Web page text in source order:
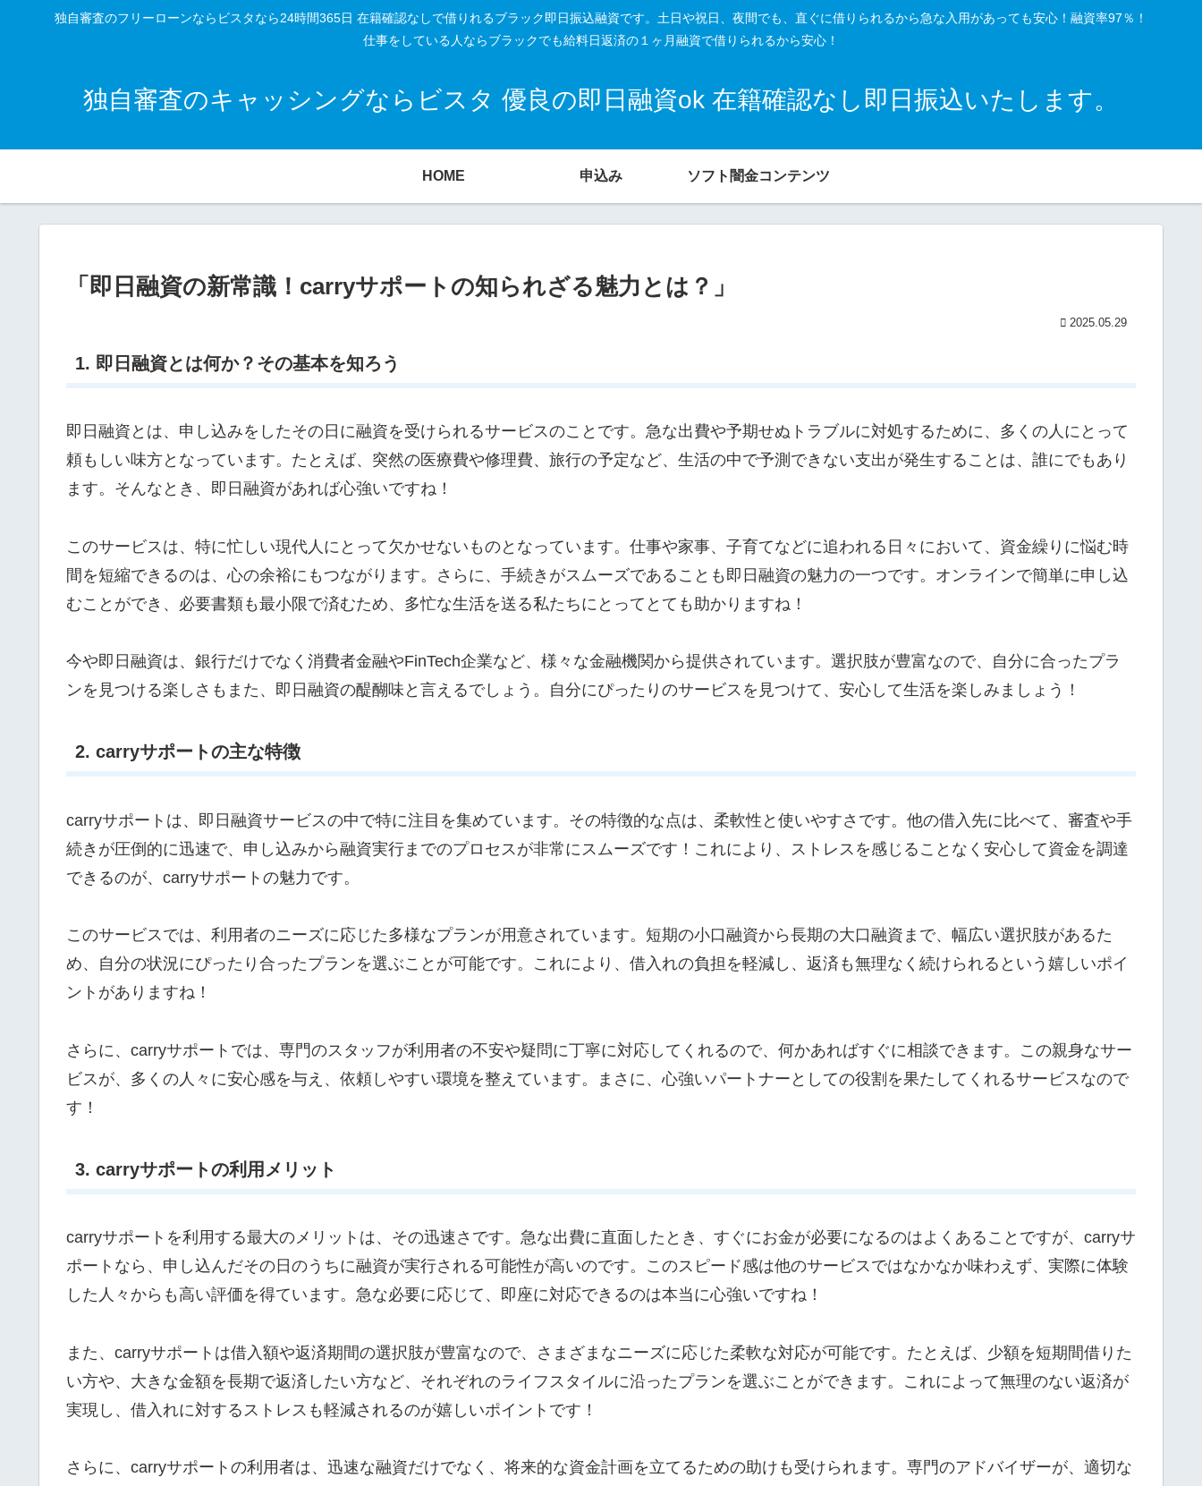
独自審査のフリーローンならビスタなら24時間365日 在籍確認なしで借りれるブラック即日振込融資です。土日や祝日、夜間でも、直ぐに借りられるから急な入用があっても安心！融資率97％！
仕事をしている人ならブラックでも給料日返済の１ヶ月融資で借りられるから安心！
独自審査のキャッシングならビスタ 優良の即日融資ok 在籍確認なし即日振込いたします。
HOME 申込み ソフト闇金コンテンツ
「即日融資の新常識！carryサポートの知られざる魅力とは？」
2025.05.29
1. 即日融資とは何か？その基本を知ろう
即日融資とは、申し込みをしたその日に融資を受けられるサービスのことです。急な出費や予期せぬトラブルに対処するために、多くの人にとって
頼もしい味方となっています。たとえば、突然の医療費や修理費、旅行の予定など、生活の中で予測できない支出が発生することは、誰にでもあり
ます。そんなとき、即日融資があれば心強いですね！
このサービスは、特に忙しい現代人にとって欠かせないものとなっています。仕事や家事、子育てなどに追われる日々において、資金繰りに悩む時
間を短縮できるのは、心の余裕にもつながります。さらに、手続きがスムーズであることも即日融資の魅力の一つです。オンラインで簡単に申し込
むことができ、必要書類も最小限で済むため、多忙な生活を送る私たちにとってとても助かりますね！
今や即日融資は、銀行だけでなく消費者金融やFinTech企業など、様々な金融機関から提供されています。選択肢が豊富なので、自分に合ったプラ
ンを見つける楽しさもまた、即日融資の醍醐味と言えるでしょう。自分にぴったりのサービスを見つけて、安心して生活を楽しみましょう！
2. carryサポートの主な特徴
carryサポートは、即日融資サービスの中で特に注目を集めています。その特徴的な点は、柔軟性と使いやすさです。他の借入先に比べて、審査や手
続きが圧倒的に迅速で、申し込みから融資実行までのプロセスが非常にスムーズです！これにより、ストレスを感じることなく安心して資金を調達
できるのが、carryサポートの魅力です。
このサービスでは、利用者のニーズに応じた多様なプランが用意されています。短期の小口融資から長期の大口融資まで、幅広い選択肢があるた
め、自分の状況にぴったり合ったプランを選ぶことが可能です。これにより、借入れの負担を軽減し、返済も無理なく続けられるという嬉しいポイ
ントがありますね！
さらに、carryサポートでは、専門のスタッフが利用者の不安や疑問に丁寧に対応してくれるので、何かあればすぐに相談できます。この親身なサー
ビスが、多くの人々に安心感を与え、依頼しやすい環境を整えています。まさに、心強いパートナーとしての役割を果たしてくれるサービスなので
す！
3. carryサポートの利用メリット
carryサポートを利用する最大のメリットは、その迅速さです。急な出費に直面したとき、すぐにお金が必要になるのはよくあることですが、carryサ
ポートなら、申し込んだその日のうちに融資が実行される可能性が高いのです。このスピード感は他のサービスではなかなか味わえず、実際に体験
した人々からも高い評価を得ています。急な必要に応じて、即座に対応できるのは本当に心強いですね！
また、carryサポートは借入額や返済期間の選択肢が豊富なので、さまざまなニーズに応じた柔軟な対応が可能です。たとえば、少額を短期間借りた
い方や、大きな金額を長期で返済したい方など、それぞれのライフスタイルに沿ったプランを選ぶことができます。これによって無理のない返済が
実現し、借入れに対するストレスも軽減されるのが嬉しいポイントです！
さらに、carryサポートの利用者は、迅速な融資だけでなく、将来的な資金計画を立てるための助けも受けられます。専門のアドバイザーが、適切な